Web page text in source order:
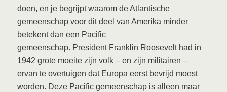
doen, en je begrijpt waarom de Atlantische
gemeenschap voor dit deel van Amerika minder
betekent dan een Pacific
gemeenschap. President Franklin Roosevelt had in
1942 grote moeite zijn volk – en zijn militairen –
ervan te overtuigen dat Europa eerst bevrijd moest
worden. Deze Pacific gemeenschap is alleen maar